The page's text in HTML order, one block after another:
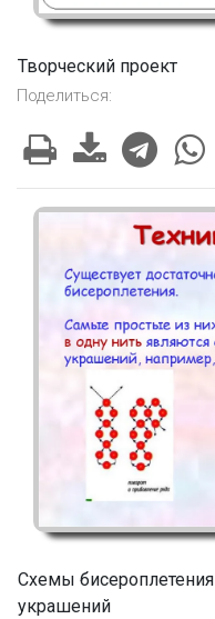
Творческий проект
Поделиться:
Схемы бисероплетения
украшений